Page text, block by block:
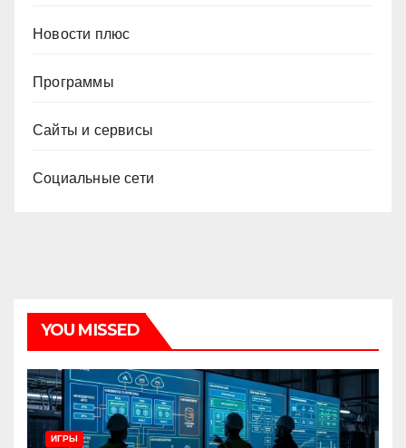
Новости плюс
Программы
Сайты и сервисы
Социальные сети
YOU MISSED
ИГРЫ